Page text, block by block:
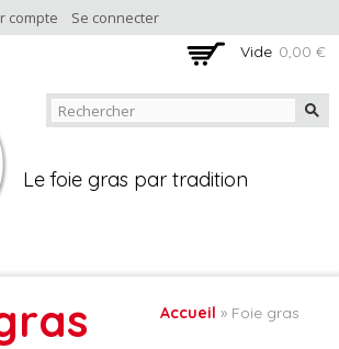
Aller au
contenu
compte Se connecter
Vide 0,00 €
Boutique en ligne
Le foie gras par tradition
Accueil » Foie gras